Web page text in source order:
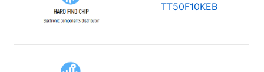
TT50F10KEB